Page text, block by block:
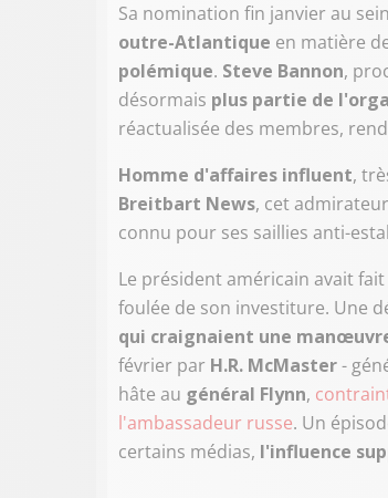
Sa nomination fin janvier au
outre-Atlantique en matière
polémique. Steve Bannon,
désormais plus partie de
réactualisée des membres,
Homme d'affaires influent,
Breitbart News, cet
connu pour ses saillies anti-
Le président américain avait
foulée de son investiture. Une
qui craignaient une
février par H.R. McMaster-
hâte au général Flynn,
l'ambassadeur russe. Un
certains médias, l'influence